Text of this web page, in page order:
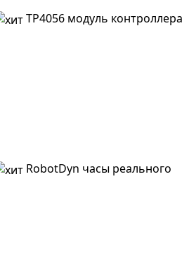
TP4056 модуль контроллера
RobotDyn часы реального